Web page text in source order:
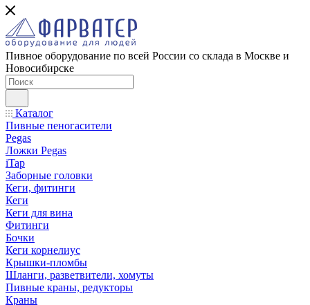
Пивное оборудование по всей России со склада в Москве и
Новосибирске
Каталог
Пивные пеногасители
Pegas
Ложки Pegas
iTap
Заборные головки
Кеги, фитинги
Кеги
Кеги для вина
Фитинги
Бочки
Кеги корнелиус
Крышки-пломбы
Шланги, разветвители, хомуты
Пивные краны, редукторы
Краны